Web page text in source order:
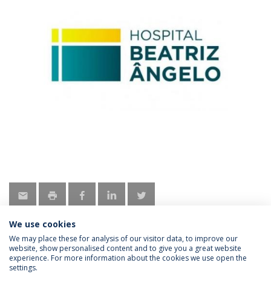
Política de Privacidade
Termos & Condições
We use cookies
We may place these for analysis of our visitor data, to improve our
website, show personalised content and to give you a great website
experience. For more information about the cookies we use open the
settings.